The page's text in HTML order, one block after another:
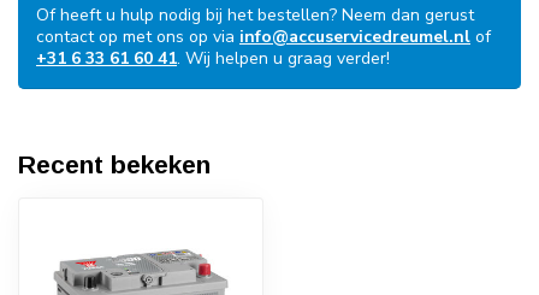
Of heeft u hulp nodig bij het bestellen? Neem dan gerust
contact op met ons op via info@accuservicedreumel.nl of
+31 6 33 61 60 41. Wij helpen u graag verder!
Recent bekeken